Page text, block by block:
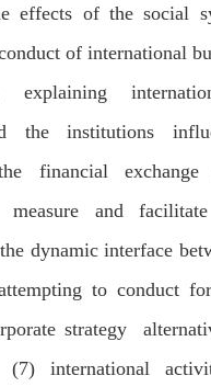
effects of the social
of international
explaining
the institutions
financial exchange
measure and
dynamic interface
to conduct
strategy
(7) international